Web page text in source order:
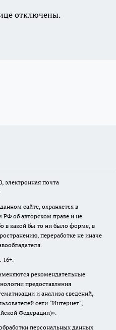
отключены.
электронная почта
сайте, охраняется в
РФ об авторском праве и не
в какой бы то ни было форме, в
переработке не иначе
16+.
рекомендательные
предоставления
и анализа сведений,
сети "Интернет",
Федерации)».
персональных данных